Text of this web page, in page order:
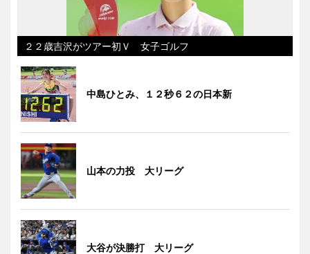
２２歳吉沢がツアー初Ｖ 女子ゴルフ
中島ひとみ、１２秒６２の日本新
山本の力投 大リーグ
大谷が決勝打 大リーグ